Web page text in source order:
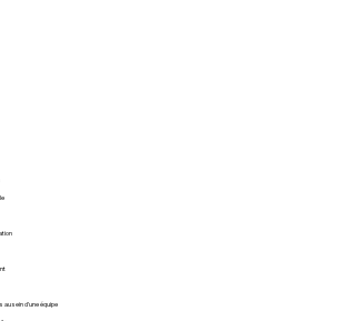
sein d’une équipe